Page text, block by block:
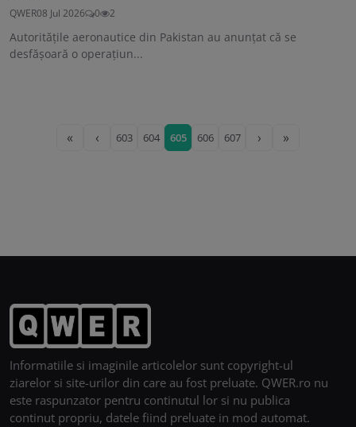
QWER08 Jul 2026 0 2
Autorităţile aeronautice din Pakistan au anunţat că se
desfăşoară o operaţiun...
« ‹ 603 604 605 606 607 › »
Informatiile si imaginile articolelor sunt copyright-ul
ziarelor si site-urilor din care au fost preluate. QWER.ro nu
este raspunzator pentru continutul lor si nu publica
continut propriu, datele fiind preluate in mod automat.